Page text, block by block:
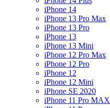
iPhone 14
iPhone 13 Pro Max
iPhone 13 Pro
iPhone 13
iPhone 13 Mini
iPhone 12 Pro Max
iPhone 12 Pro
iPhone 12
iPhone 12 Mini
iPhone SE 2020
iPhone 11 Pro MAX